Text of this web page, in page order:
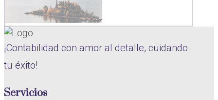
¡Contabilidad con amor al detalle, cuidando
tu éxito!
Servicios